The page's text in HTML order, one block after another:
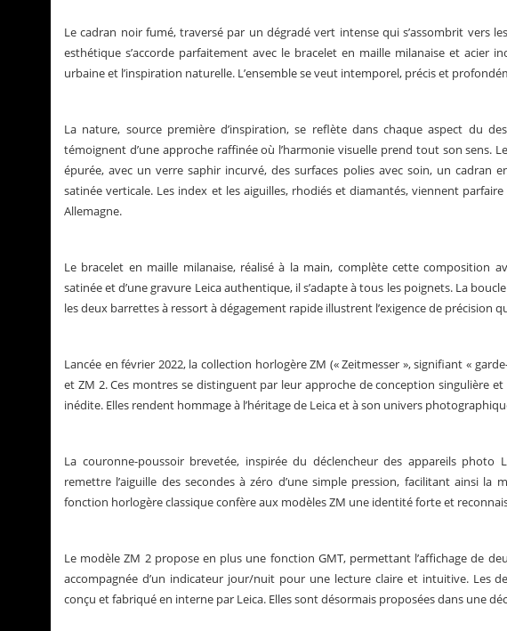
Le cadran noir fumé, traversé par un dégradé vert intense qui s’assombrit vers
esthétique s’accorde parfaitement avec le bracelet en maille milanaise et acier
urbaine et l’inspiration naturelle. L’ensemble se veut intemporel, précis et
La nature, source première d’inspiration, se reflète dans chaque aspect du
témoignent d’une approche raffinée où l’harmonie visuelle prend tout son sens.
épurée, avec un verre saphir incurvé, des surfaces polies avec soin, un cadran
satinée verticale. Les index et les aiguilles, rhodiés et diamantés, viennent
Allemagne.
Le bracelet en maille milanaise, réalisé à la main, complète cette composition
satinée et d’une gravure Leica authentique, il s’adapte à tous les poignets. La
les deux barrettes à ressort à dégagement rapide illustrent l’exigence de précision
Lancée en février 2022, la collection horlogère ZM (« Zeitmesser », signifiant «
et ZM 2. Ces montres se distinguent par leur approche de conception singulière
inédite. Elles rendent hommage à l’héritage de Leica et à son univers
La couronne-poussoir brevetée, inspirée du déclencheur des appareils
remettre l’aiguille des secondes à zéro d’une simple pression, facilitant ainsi la
fonction horlogère classique confère aux modèles ZM une identité forte et
Le modèle ZM 2 propose en plus une fonction GMT, permettant l’affichage de
accompagnée d’un indicateur jour/nuit pour une lecture claire et intuitive. Les
conçu et fabriqué en interne par Leica. Elles sont désormais proposées dans une
La Santos de Cartier Le